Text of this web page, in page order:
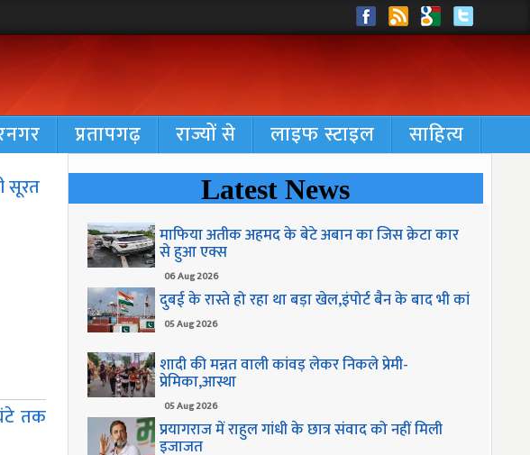
प्रतापगढ़ राज्यों से लाइफ स्टाइल साहित्य
सूरत
तक
Latest News
माफिया अतीक अहमद के बेटे अबान का जिस क्रेटा कार
से हुआ एक्स
06 Aug 2026
दुबई के रास्ते हो रहा था बड़ा खेल,इंपोर्ट बैन के बाद भी कां
05 Aug 2026
शादी की मन्नत वाली कांवड़ लेकर निकले प्रेमी-
प्रेमिका,आस्था
05 Aug 2026
प्रयागराज में राहुल गांधी के छात्र संवाद को नहीं मिली
इजाजत